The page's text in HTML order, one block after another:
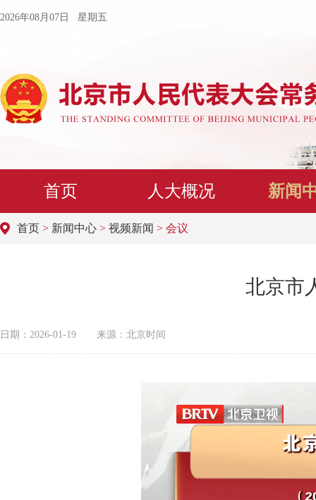
2026年08月07日 星期五
首页 人大概况 新闻
首页 > 新闻中心 > 视频新闻 > 会议
北京市
日期：2026-01-19 来源：北京时间